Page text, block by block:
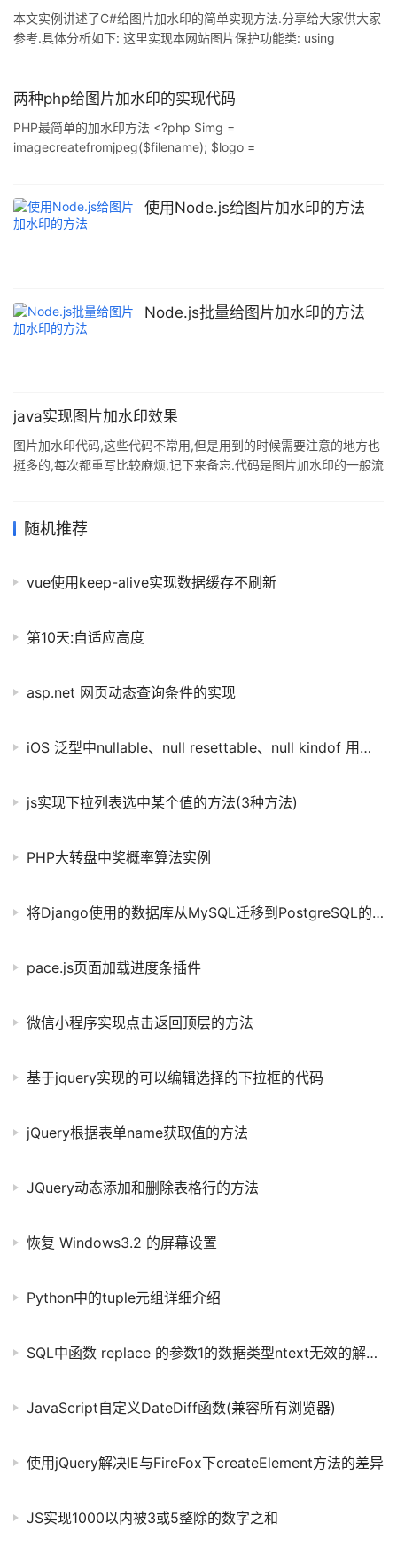
本文实例讲述了C#给图片加水印的简单实现方法.分享给大家供大家
参考.具体分析如下: 这里实现本网站图片保护功能类: using
namespace 实现本网站图片保护功能 { public class
两种php给图片加水印的实现代码
PHP最简单的加水印方法 <?php $img =
imagecreatefromjpeg($filename); $logo =
如果启用了fopen包装器,URL可以作为文件名*/
imagecopy($img,$logo,15,15,0,0,$width,$height); /*
使用Node.js给图片加水印的方法
Node.js批量给图片加水印的方法
java实现图片加水印效果
图片加水印代码,这些代码不常用,但是用到的时候需要注意的地方也
挺多的,每次都重写比较麻烦,记下来备忘.代码是图片加水印的一般流
java.awt.AlphaComposite; import java.awt.Color; import
随机推荐
vue使用keep-alive实现数据缓存不刷新
第10天:自适应高度
asp.net 网页动态查询条件的实现
iOS 泛型中nullable、null resettable、null kindof 用法详解
js实现下拉列表选中某个值的方法(3种方法)
PHP大转盘中奖概率算法实例
将Django使用的数据库从MySQL迁移到PostgreSQL的教程
pace.js页面加载进度条插件
微信小程序实现点击返回顶层的方法
基于jquery实现的可以编辑选择的下拉框的代码
jQuery根据表单name获取值的方法
JQuery动态添加和删除表格行的方法
恢复 Windows3.2 的屏幕设置
Python中的tuple元组详细介绍
SQL中函数 replace 的参数1的数据类型ntext无效的解决方法
JavaScript自定义DateDiff函数(兼容所有浏览器)
使用jQuery解决IE与FireFox下createElement方法的差异
JS实现1000以内被3或5整除的数字之和